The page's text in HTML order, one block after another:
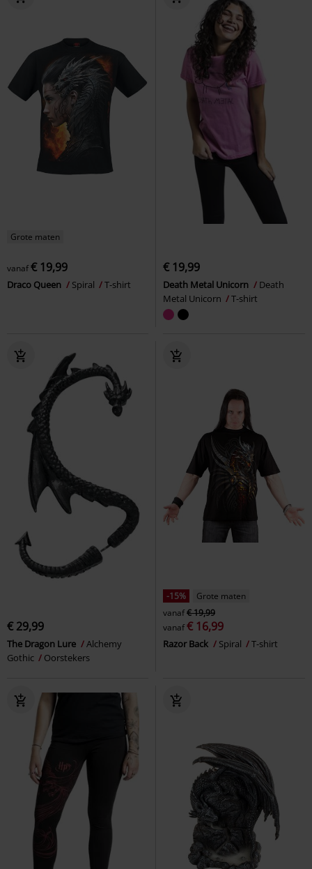
Grote maten
vanaf€ 19,99
Draco Queen Spiral T-shirt
€ 19,99
Death Metal Unicorn
Death
Metal Unicorn
T-shirt
€ 29,99
The Dragon Lure
Alchemy
Gothic
Oorstekers
-15%
Grote maten
vanaf€ 19,99
vanaf€ 16,99
Razor Back Spiral T-shirt